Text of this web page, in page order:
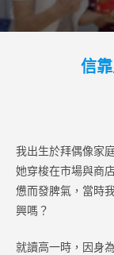
信
我出生於拜偶像家
她穿梭在市場與商
憊而發脾氣，當時
興嗎？
就讀高一時，因身